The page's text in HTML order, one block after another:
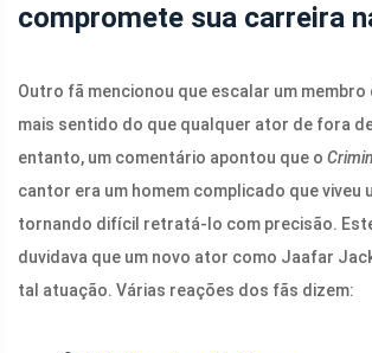
compromete sua carreira
Outro fã mencionou que escalar um
mais sentido do que qualquer ator de fora
entanto, um comentário apontou que o
cantor era um homem complicado que viveu
tornando difícil retratá-lo com precisão.
duvidava que um novo ator como Jaafar
tal atuação. Várias reações dos fãs dizem: